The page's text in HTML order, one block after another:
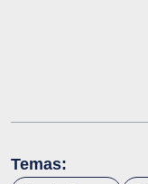
Temas: